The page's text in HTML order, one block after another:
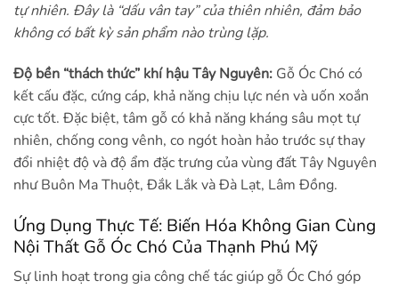
tự nhiên. Đây là “dấu vân tay” của thiên nhiên, đảm bảo
không có bất kỳ sản phẩm nào trùng lặp.
Độ bền “thách thức” khí hậu Tây Nguyên: Gỗ Óc Chó có
kết cấu đặc, cứng cáp, khả năng chịu lực nén và uốn xoắn
cực tốt. Đặc biệt, tâm gỗ có khả năng kháng sâu mọt tự
nhiên, chống cong vênh, co ngót hoàn hảo trước sự thay
đổi nhiệt độ và độ ẩm đặc trưng của vùng đất Tây Nguyên
như Buôn Ma Thuột, Đắk Lắk và Đà Lạt, Lâm Đồng.
Ứng Dụng Thực Tế: Biến Hóa Không Gian Cùng
Nội Thất Gỗ Óc Chó Của Thạnh Phú Mỹ
Sự linh hoạt trong gia công chế tác giúp gỗ Óc Chó góp